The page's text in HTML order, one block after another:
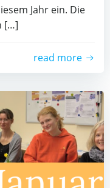
Jahr ein. Die
[…]
read more